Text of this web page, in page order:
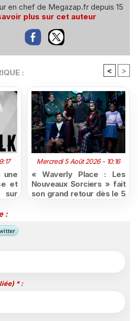
en chef de Megazap.fr depuis 15
plus sur cet auteur
: < >
une
et
sur
Mercredi 5 Août 2026 - 10:16
« Waverly Place : Les
Nouveaux Sorciers » fait
son grand retour dès le 5
:
* :